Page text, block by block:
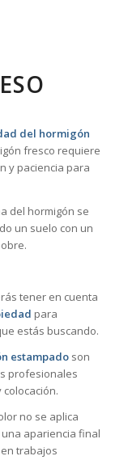
del hormigón
fresco requiere
y paciencia para
del hormigón se
un suelo con un
tener en cuenta
para
estás buscando.
estampadoson
profesionales
no se aplica
apariencia final
trabajos